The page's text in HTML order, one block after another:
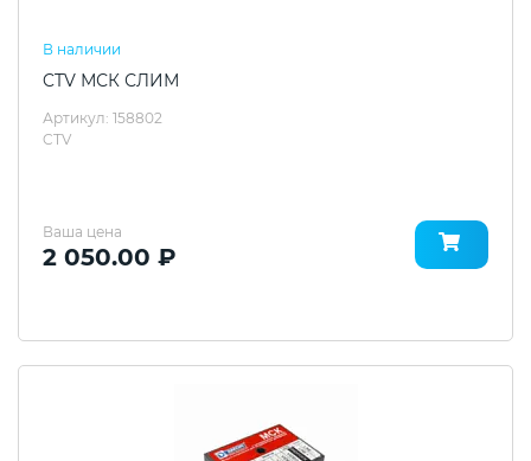
В наличии
CTV МСК СЛИМ
Артикул: 158802
CTV
Ваша цена
2 050.00 ₽